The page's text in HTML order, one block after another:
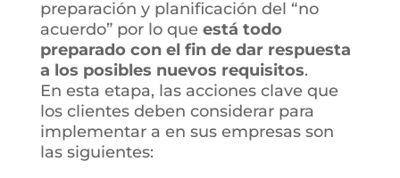
preparación y planificación del “no
acuerdo” por lo que está todo
preparado con el fin de dar respuesta
a los posibles nuevos requisitos.
En esta etapa, las acciones clave que
los clientes deben considerar para
implementar a en sus empresas son
las siguientes: